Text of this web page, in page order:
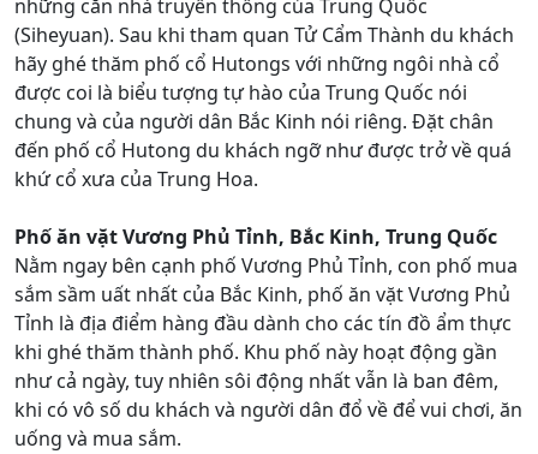
những căn nhà truyền thống của Trung Quốc
(Siheyuan). Sau khi tham quan Tử Cẩm Thành du khách
hãy ghé thăm phố cổ Hutongs với những ngôi nhà cổ
được coi là biểu tượng tự hào của Trung Quốc nói
chung và của người dân Bắc Kinh nói riêng. Đặt chân
đến phố cổ Hutong du khách ngỡ như được trở về quá
khứ cổ xưa của Trung Hoa.
Phố ăn vặt Vương Phủ Tỉnh, Bắc Kinh, Trung Quốc
Nằm ngay bên cạnh phố Vương Phủ Tỉnh, con phố mua
sắm sầm uất nhất của Bắc Kinh, phố ăn vặt Vương Phủ
Tỉnh là địa điểm hàng đầu dành cho các tín đồ ẩm thực
khi ghé thăm thành phố. Khu phố này hoạt động gần
như cả ngày, tuy nhiên sôi động nhất vẫn là ban đêm,
khi có vô số du khách và người dân đổ về để vui chơi, ăn
uống và mua sắm.